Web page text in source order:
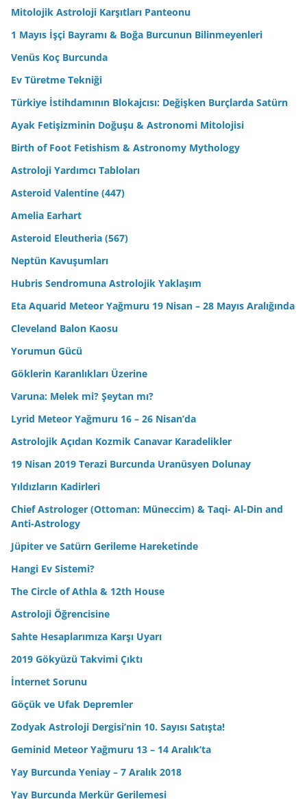
Mitolojik Astroloji Karşıtları Panteonu
1 Mayıs İşçi Bayramı & Boğa Burcunun Bilinmeyenleri
Venüs Koç Burcunda
Ev Türetme Tekniği
Türkiye İstihdamının Blokajcısı: Değişken Burçlarda Satürn
Ayak Fetişizminin Doğuşu & Astronomi Mitolojisi
Birth of Foot Fetishism & Astronomy Mythology
Astroloji Yardımcı Tabloları
Asteroid Valentine (447)
Amelia Earhart
Asteroid Eleutheria (567)
Neptün Kavuşumları
Hubris Sendromuna Astrolojik Yaklaşım
Eta Aquarid Meteor Yağmuru 19 Nisan – 28 Mayıs Aralığında
Cleveland Balon Kaosu
Yorumun Gücü
Göklerin Karanlıkları Üzerine
Varuna: Melek mi? Şeytan mı?
Lyrid Meteor Yağmuru 16 – 26 Nisan’da
Astrolojik Açıdan Kozmik Canavar Karadelikler
19 Nisan 2019 Terazi Burcunda Uranüsyen Dolunay
Yıldızların Kadirleri
Chief Astrologer (Ottoman: Müneccim) & Taqi- Al-Din and
Anti-Astrology
Jüpiter ve Satürn Gerileme Hareketinde
Hangi Ev Sistemi?
The Circle of Athla & 12th House
Astroloji Öğrencisine
Sahte Hesaplarımıza Karşı Uyarı
2019 Gökyüzü Takvimi Çıktı
İnternet Sorunu
Göçük ve Ufak Depremler
Zodyak Astroloji Dergisi’nin 10. Sayısı Satışta!
Geminid Meteor Yağmuru 13 – 14 Aralık’ta
Yay Burcunda Yeniay – 7 Aralık 2018
Yay Burcunda Merkür Gerilemesi